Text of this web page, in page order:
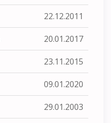
22.12.2011
20.01.2017
23.11.2015
09.01.2020
29.01.2003